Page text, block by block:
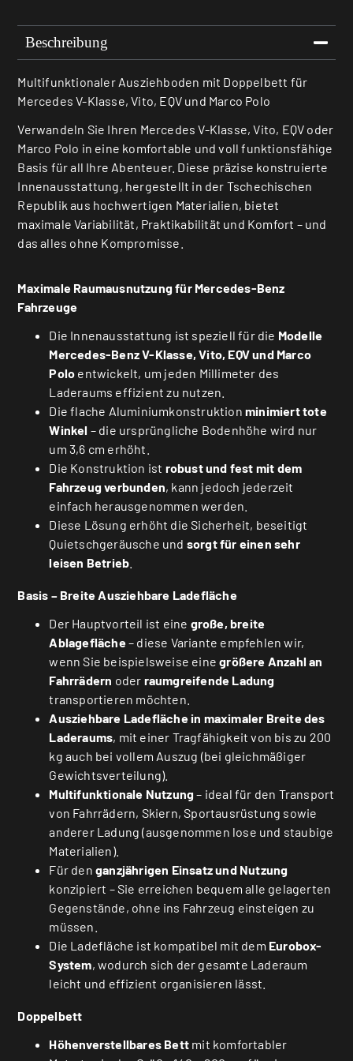
Beschreibung
Multifunktionaler Ausziehboden mit Doppelbett für
Mercedes V-Klasse, Vito, EQV und Marco Polo
Verwandeln Sie Ihren Mercedes V-Klasse, Vito, EQV oder
Marco Polo in eine komfortable und voll funktionsfähige
Basis für all Ihre Abenteuer. Diese präzise konstruierte
Innenausstattung, hergestellt in der Tschechischen
Republik aus hochwertigen Materialien, bietet
maximale Variabilität, Praktikabilität und Komfort – und
das alles ohne Kompromisse.
Maximale Raumausnutzung für Mercedes-Benz
Fahrzeuge
Die Innenausstattung ist speziell für die Modelle
Mercedes-Benz V-Klasse, Vito, EQV und Marco
Polo entwickelt, um jeden Millimeter des
Laderaums effizient zu nutzen.
Die flache Aluminiumkonstruktion minimiert tote
Winkel – die ursprüngliche Bodenhöhe wird nur
um 3,6 cm erhöht.
Die Konstruktion ist robust und fest mit dem
Fahrzeug verbunden, kann jedoch jederzeit
einfach herausgenommen werden.
Diese Lösung erhöht die Sicherheit, beseitigt
Quietschgeräusche und sorgt für einen sehr
leisen Betrieb
Basis – Breite Ausziehbare Ladefläche
Der Hauptvorteil ist eine große, breite
Ablagefläche– diese Variante empfehlen wir,
wenn Sie beispielsweise einegrößere Anzahl an
Fahrrädern oder raumgreifende Ladung
transportieren möchten.
Ausziehbare Ladefläche in maximaler Breite des
Laderaums, mit einer Tragfähigkeit von bis zu 200
kg auch bei vollem Auszug (bei gleichmäßiger
Gewichtsverteilung).
Multifunktionale Nutzung– ideal für den Transport
von Fahrrädern, Skiern, Sportausrüstung sowie
anderer Ladung (ausgenommen lose und staubige
Materialien).
Für den ganzjährigen Einsatz und Nutzung
konzipiert – Sie erreichen bequem alle gelagerten
Gegenstände, ohne ins Fahrzeug einsteigen zu
müssen.
Die Ladefläche ist kompatibel mit dem Eurobox-
System, wodurch sich der gesamte Laderaum
leicht und effizient organisieren lässt.
Doppelbett
Höhenverstellbares Bett mit komfortabler